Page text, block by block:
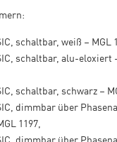
schaltbar, weiß – MGL
schaltbar, alu-eloxiert
schaltbar, schwarz –
dimmbar über
1197,